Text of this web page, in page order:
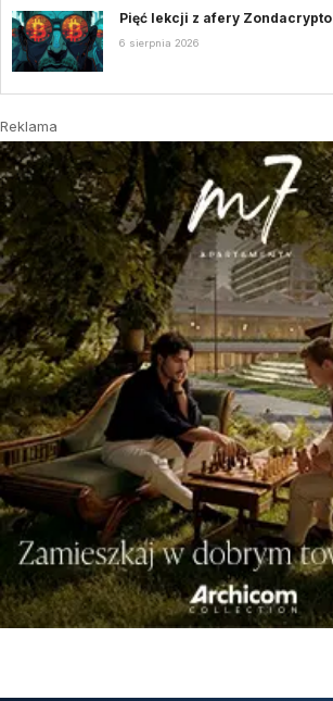
Pięć lekcji z afery Zondacrypto
6 sierpnia 2026
Reklama